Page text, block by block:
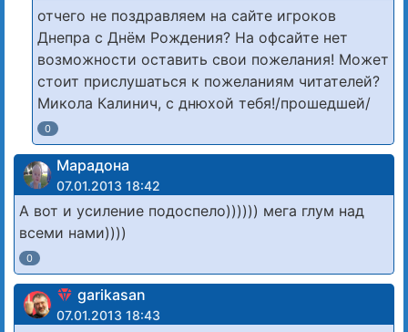
отчего не поздравляем на сайте игроков
Днепра с Днём Рождения? На офсайте нет
возможности оставить свои пожелания! Может
стоит прислушаться к пожеланиям читателей?
Микола Калинич, с днюхой тебя!/прошедшей/
0
Марадона
07.01.2013 18:42
А вот и усиление подоспело)))))) мега глум над
всеми нами))))
0
garikasan
07.01.2013 18:43